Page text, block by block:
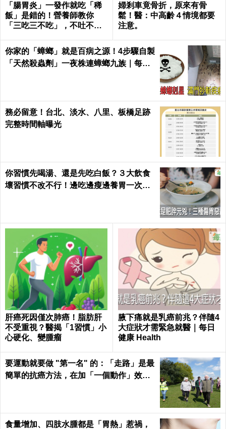
「腸胃炎」一發作就吃「稀
飯」是錯的！營養師教你
「三吃三不吃」，不吐不
Health
婦剎車竟骨折，原來有骨
鬆！醫：中高齡４情境都要
注意。
你家的「蟑螂」就是百病之源！4步驟自製
「天然殺蟲劑」一夜株連蟑螂九族｜每日
務必留意！台北、淡水、八里、板橋足跡
完整時間軸曝光
你習慣先喝湯、還是先吃白飯？３大飲食
壞習慣不改不行！邊吃邊瘦邊養胃一次做
肝癌死因僅次肺癌！脂肪肝
不受重視？醫揭「1習慣」小
心硬化、變腫瘤
腋下痛就是乳癌前兆？伴隨4
大症狀才需緊急就醫｜每日
健康 Health
要運動就要做 "第一名" 的：「走路」是最
簡單的抗癌方法，在加「一個動作」效果
食量增加、四肢水腫都是「胃熱」惹禍，